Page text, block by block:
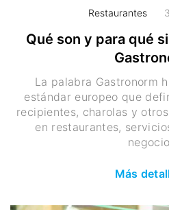
Restaurantes
Qué son y para qué
La palabra Gastronorm
estándar europeo que
recipientes, charolas y
en restaurantes,
Más